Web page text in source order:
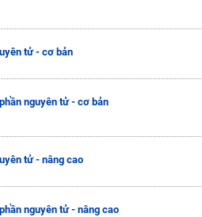
tử - cơ bản
nguyên tử - cơ bản
tử - nâng cao
nguyên tử - nâng cao